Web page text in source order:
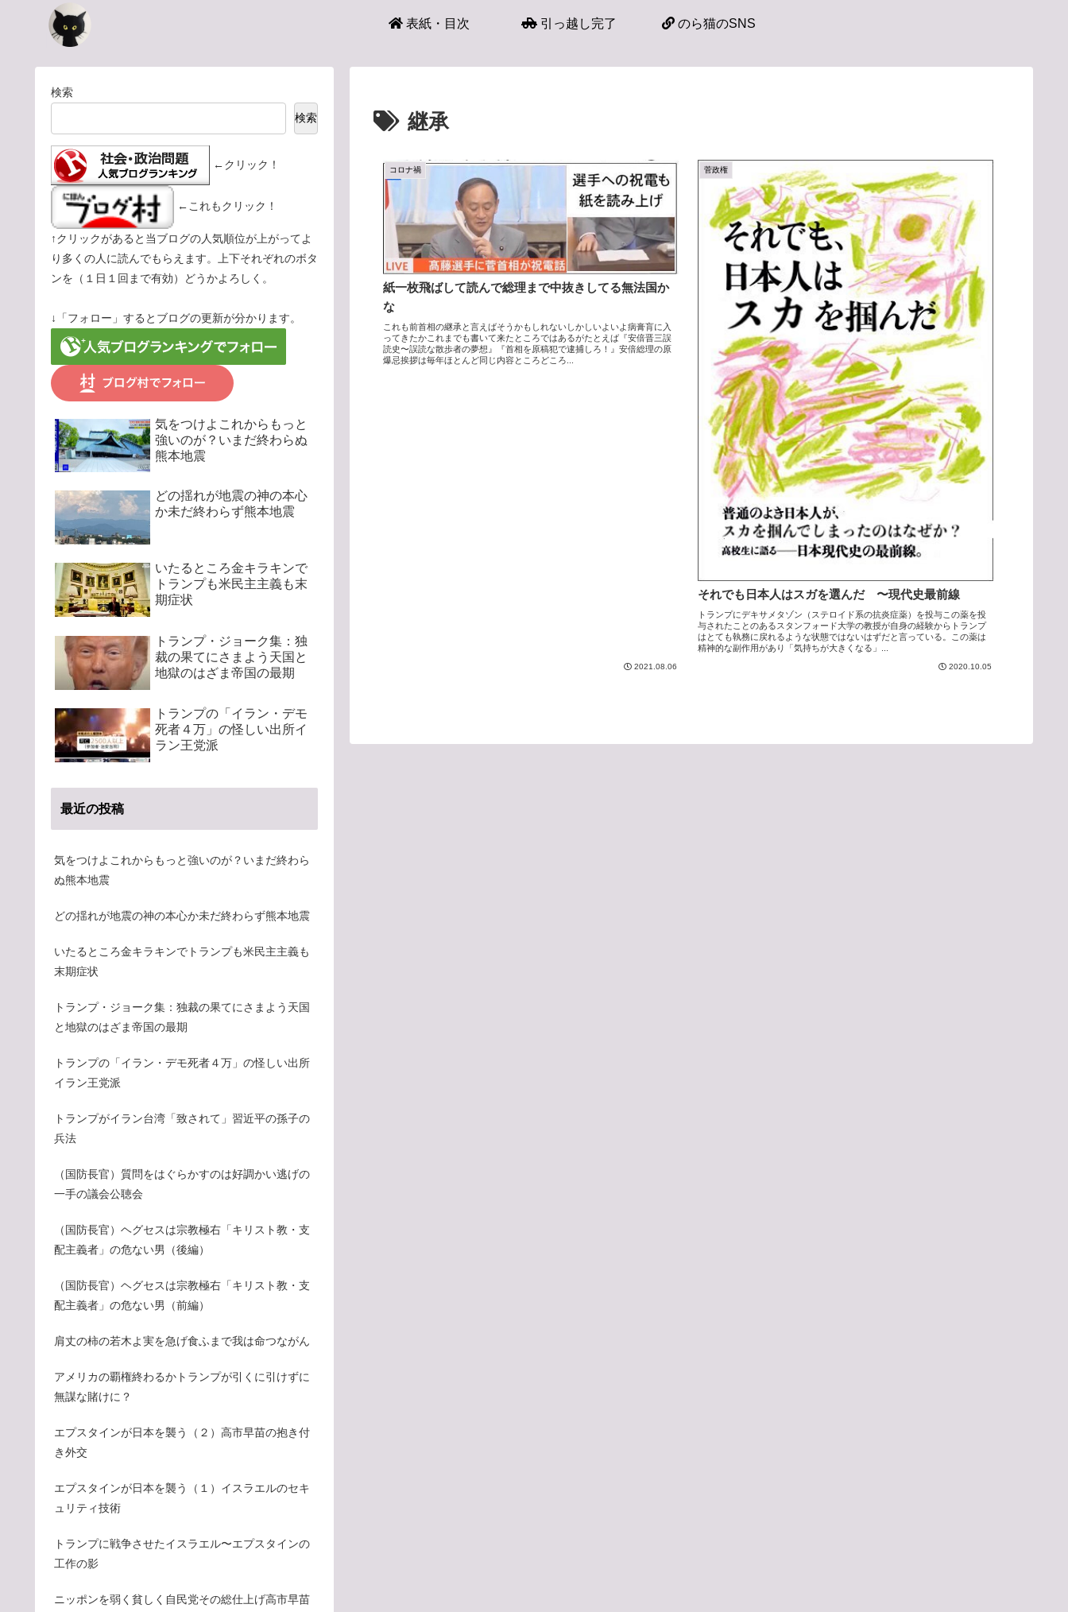
表紙・目次 引っ越し完了 のら猫のSNS
継承
コロナ禍
紙一枚飛ばして読んで総理まで中抜きしてる無法国か
な
これも前首相の継承と言えばそうかもしれないしかしいよいよ病膏肓に入
ってきたかこれまでも書いて来たところではあるがたとえば『安倍晋三誤
読史〜誤読な散歩者の夢想』『首相を原稿犯で逮捕しろ！』安倍総理の原
爆忌挨拶は毎年ほとんど同じ内容ところどころ...
2021.08.06
菅政権
それでも日本人はスガを選んだ 〜現代史最前線
トランプにデキサメタゾン（ステロイド系の抗炎症薬）を投与この薬を投
与されたことのあるスタンフォード大学の教授が自身の経験からトランプ
はとても執務に戻れるような状態ではないはずだと言っている。この薬は
精神的な副作用があり「気持ちが大きくなる」...
2020.10.05
検索
検索
←クリック！
←これもクリック！
↑クリックがあると当ブログの人気順位が上がってよ
り多くの人に読んでもらえます。上下それぞれのボタ
ンを（１日１回まで有効）どうかよろしく。
↓「フォロー」するとブログの更新が分かります。
気をつけよこれからもっと
強いのが？いまだ終わらぬ
熊本地震
どの揺れが地震の神の本心
か未だ終わらず熊本地震
いたるところ金キラキンで
トランプも米民主主義も末
期症状
トランプ・ジョーク集：独
裁の果てにさまよう天国と
地獄のはざま帝国の最期
トランプの「イラン・デモ
死者４万」の怪しい出所イ
ラン王党派
最近の投稿
気をつけよこれからもっと強いのが？いまだ終わら
ぬ熊本地震
どの揺れが地震の神の本心か未だ終わらず熊本地震
いたるところ金キラキンでトランプも米民主主義も
末期症状
トランプ・ジョーク集：独裁の果てにさまよう天国
と地獄のはざま帝国の最期
トランプの「イラン・デモ死者４万」の怪しい出所
イラン王党派
トランプがイラン台湾「致されて」習近平の孫子の
兵法
（国防長官）質問をはぐらかすのは好調かい逃げの
一手の議会公聴会
（国防長官）ヘグセスは宗教極右「キリスト教・支
配主義者」の危ない男（後編）
（国防長官）ヘグセスは宗教極右「キリスト教・支
配主義者」の危ない男（前編）
肩丈の柿の若木よ実を急げ食ふまで我は命つながん
アメリカの覇権終わるかトランプが引くに引けずに
無謀な賭けに？
エプスタインが日本を襲う（２）高市早苗の抱き付
き外交
エプスタインが日本を襲う（１）イスラエルのセキ
ュリティ技術
トランプに戦争させたイスラエル〜エプスタインの
工作の影
ニッポンを弱く貧しく自民党その総仕上げ高市早苗